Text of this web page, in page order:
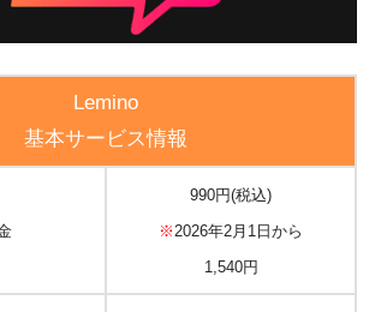
Lemino
基本サービス情報
990円(税込)
※ 2026年2月1日から
1,540円